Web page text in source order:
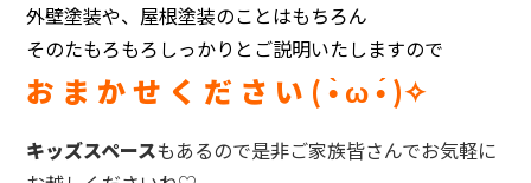
外壁塗装や、屋根塗装のことはもちろん
そのたもろもろしっかりとご説明いたしますので
お ま か せ く だ さ い ( •̀ ω •́ )✧
キッズスペースもあるので是非ご家族皆さんでお気軽に